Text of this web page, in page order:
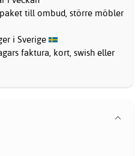
till ombud, större möbler
i Sverige
faktura, kort, swish eller